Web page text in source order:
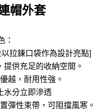
帽外套
：
拉鍊口袋作為設計亮點]
供充足的收納空間。
越，耐用性強。
水分立即滲透
彈性束帶，可阻擋風寒。